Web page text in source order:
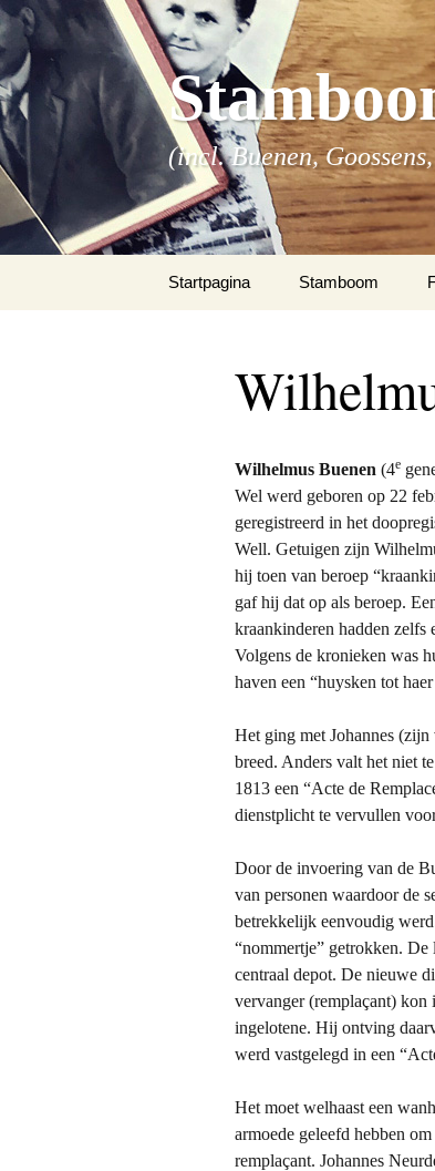
(incl. Buenen,
naar
Startpagina Stamboom
Wilhelmus Buenen (4e
Wel werd geboren op 22
geregistreerd in het
Well. Getuigen zijn
hij toen van beroep
gaf hij dat op als beroep.
kraankinderen hadden zelfs
Volgens de kronieken was
haven een “huysken tot
Het ging met Johannes
breed. Anders valt het niet
1813 een “Acte de
dienstplicht te vervullen
Door de invoering van de
van personen waardoor de
betrekkelijk eenvoudig
“nommertje” getrokken. De
centraal depot. De nieuwe
vervanger (remplaçant)
ingelotene. Hij ontving
werd vastgelegd in een
Het moet welhaast een
armoede geleefd hebben
remplaçant. Johannes